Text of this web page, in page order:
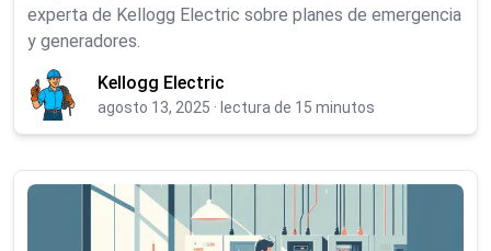
experta de Kellogg Electric sobre planes de emergencia
y generadores.
Kellogg Electric
agosto 13, 2025 · lectura de 15 minutos